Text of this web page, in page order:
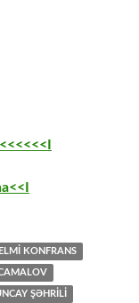
ELMI KONFRANS
ŞƏHRILI